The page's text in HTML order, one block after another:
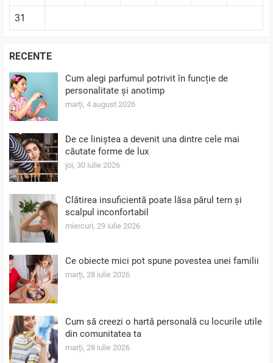
31
RECENTE
Cum alegi parfumul potrivit în funcție de
personalitate și anotimp
marți, 4 august 2026
De ce liniștea a devenit una dintre cele mai
căutate forme de lux
joi, 30 iulie 2026
Clătirea insuficientă poate lăsa părul tern și
scalpul inconfortabil
miercuri, 29 iulie 2026
Ce obiecte mici pot spune povestea unei familii
marți, 28 iulie 2026
Cum să creezi o hartă personală cu locurile utile
din comunitatea ta
marți, 28 iulie 2026